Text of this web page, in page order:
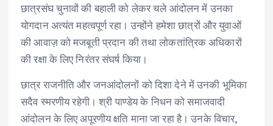
छात्रसंघ चुनावों की बहाली को लेकर चले आंदोलन में उनका
योगदान अत्यंत महत्वपूर्ण रहा। उन्होंने हमेशा छात्रों और युवाओं
की आवाज़ को मजबूती प्रदान की तथा लोकतांत्रिक अधिकारों
की रक्षा के लिए निरंतर संघर्ष किया।
छात्र राजनीति और जनआंदोलनों को दिशा देने में उनकी भूमिका
सदैव स्मरणीय रहेगी। श्री पाण्डेय के निधन को समाजवादी
आंदोलन के लिए अपूरणीय क्षति माना जा रहा है। उनके विचार,